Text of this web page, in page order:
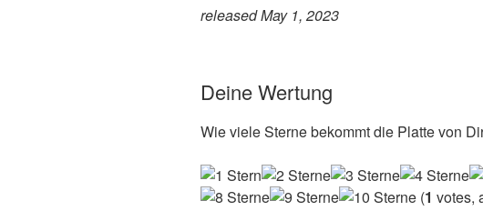
released May 1, 2023
Deine Wertung
Wie viele Sterne bekommt die Platte von
(1 votes,